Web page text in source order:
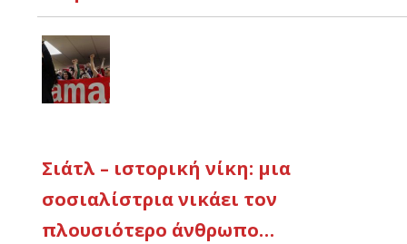
Σιάτλ – ιστορική νίκη: μια
σοσιαλίστρια νικάει τον
πλουσιότερο άνθρωπο…